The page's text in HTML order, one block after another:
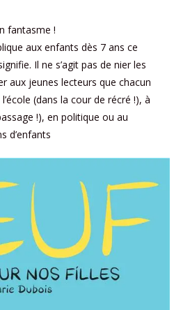
fantasme !
aux enfants dès 7 ans ce
Il ne s’agit pas de nier les
aux jeunes lecteurs que chacun
(dans la cour de récré !), à
!), en politique ou au
d’enfants